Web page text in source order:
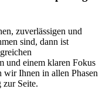
zuverlässigen und
sind, dann ist
und einem klaren Fokus
wir Ihnen in allen Phasen
zur Seite.